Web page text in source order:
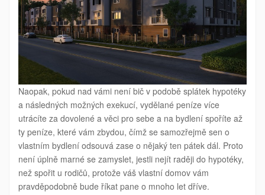
Naopak, pokud nad vámi není bič v podobě splátek hypotéky
a následných možných exekucí, vydělané peníze více
utrácíte za dovolené a věci pro sebe a na bydlení spoříte až
ty peníze, které vám zbydou, čímž se samozřejmě sen o
vlastním bydlení odsouvá zase o nějaký ten pátek dál. Proto
není úplně marné se zamyslet, jestli nejít raději do hypotéky,
než spořit u rodičů, protože váš vlastní domov vám
pravděpodobně bude říkat pane o mnoho let dříve.